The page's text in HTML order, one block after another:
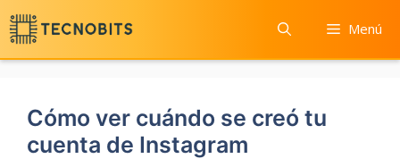
Saltar
al
contenido
Menú
Cómo ver cuándo se creó tu
cuenta de Instagram